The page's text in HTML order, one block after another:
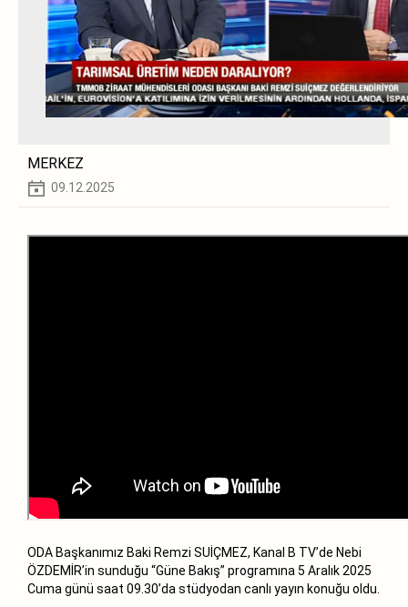
MERKEZ
09.12.2025
ODA Başkanımız Baki Remzi SUİÇMEZ, Kanal B TV’de Nebi
ÖZDEMİR’in sunduğu “Güne Bakış” programına 5 Aralık 2025
Cuma günü saat 09.30’da stüdyodan canlı yayın konuğu oldu.